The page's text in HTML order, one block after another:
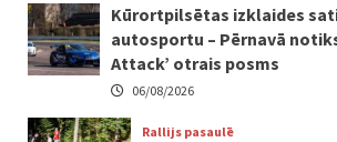
Kūrortpilsētas izklaides
autosportu – Pērnavā
Attack’ otrais posms
06/08/2026
Rallijs pasaulē